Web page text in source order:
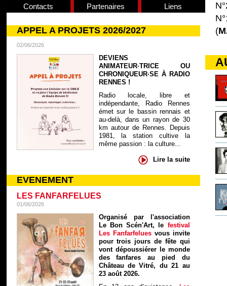
Contacts Partenaires Liens
APPEL A PROJETS 2026/2027
02/06/2026
DEVIENS
ANIMATEUR·TRICE OU
CHRONIQUEUR·SE À RADIO
RENNES !
Radio locale, libre et
indépendante, Radio Rennes
émet sur le bassin rennais et
au-delà, dans un rayon de 30
km autour de Rennes. Depuis
1981, la station cultive la
même passion : la culture...
Lire la suite
EVENEMENT
LES FANFARFELUES
01/06/2026
Organisé par l'association
Le Bon Scén'Art, le festival
Les Fanfarfelues vous invite
pour trois jours de fête qui
vont dépoussiérer le monde
des fanfares au pied du
Château de Vitré, du 21 au
23 août 2026.
(